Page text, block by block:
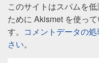
このサイトはスパムを低
ために Akismet を使って
す。 コメントデータの
さい。